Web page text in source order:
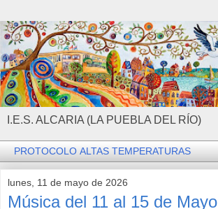
I.E.S. ALCARIA (LA PUEBLA DEL RÍO)
lunes, 11 de mayo de 2026
Música del 11 al 15 de